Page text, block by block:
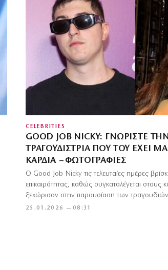
CELEBRITIES
GOOD JOB NICKY: ΓΝΩΡΊΣΤΕ
ΤΡΑΓΟΥΔΊΣΤΡΙΑ ΠΟΥ ΤΟΥ ΈΧΕΙ
ΚΑΡΔΙΆ – ΦΩΤΟΓΡΑΦΊΕΣ
25.01.2026 — 08:31
Ο Good Job Nicky τις τελευταίες ημέρες
επικαιρότητας, καθώς συγκαταλέγεται στους
ξεχώρισαν στην παρουσίαση των